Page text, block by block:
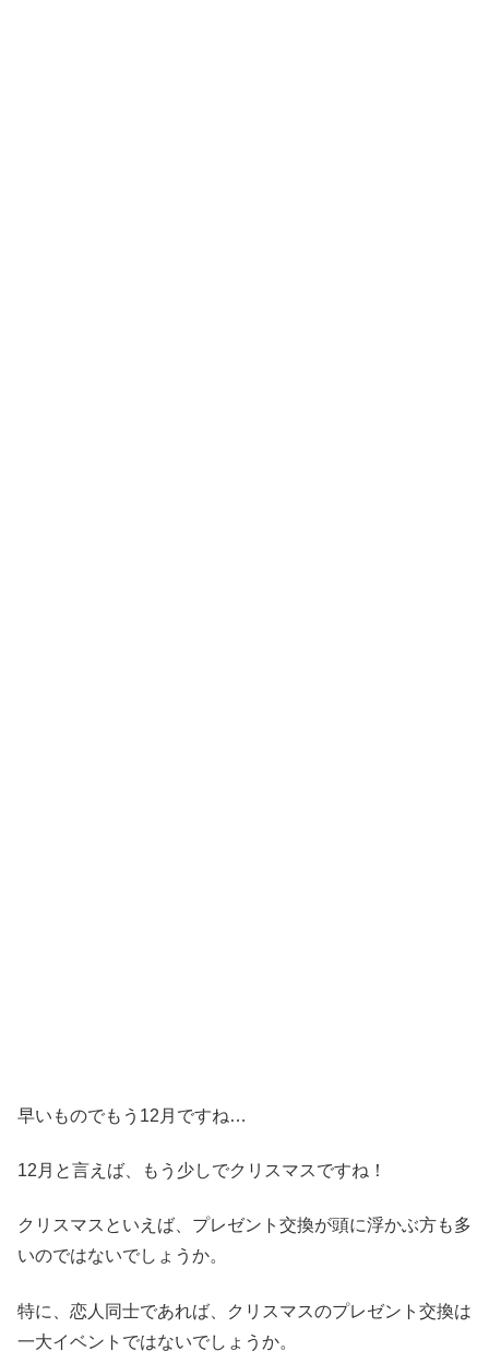
早いものでもう12月ですね…
12月と言えば、もう少しでクリスマスですね！
クリスマスといえば、プレゼント交換が頭に浮かぶ方も多
いのではないでしょうか。
特に、恋人同士であれば、クリスマスのプレゼント交換は
一大イベントではないでしょうか。